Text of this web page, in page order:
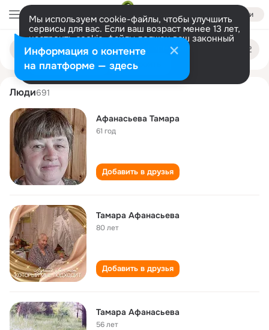
Войти
Мы используем cookie-файлы, чтобы улучшить
сервисы для вас. Если ваш возраст менее 13 лет,
настроить cookie-файлы должен ваш законный
представитель. Больше информации
Разрешить все Настроить
Поиск
людям
tamara afanaseva
Люди691
Афанасьева Тамара
61 год
Добавить в друзья
Тамара Афанасьева
80 лет
Добавить в друзья
Тамара Афанасьева
56 лет
Информация о контенте
на платформе — здесь